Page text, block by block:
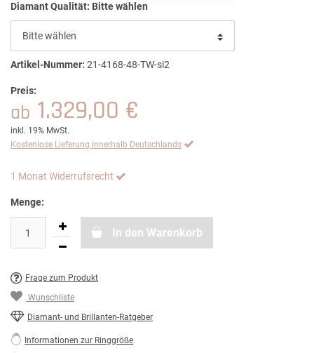
Diamant Qualität: Bitte wählen
Artikel-Nummer: 21-4168-48-TW-si2
Preis:
ab 1.329,00 €
inkl. 19% MwSt.
Kostenlose Lieferung innerhalb Deutschlands
1 Monat Widerrufsrecht
Menge:
In den Warenkorb
Frage zum Produkt
Wunschliste
Diamant- und Brillanten-Ratgeber
Informationen zur Ringgröße